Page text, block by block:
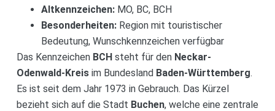
Altkennzeichen:MO, BC, BCH
Besonderheiten:Region mit touristischer
Bedeutung, Wunschkennzeichen verfügbar
Das Kennzeichen BCHsteht für den Neckar-
Odenwald-Kreisim Bundesland Baden-Württemberg.
Es ist seit dem Jahr 1973 in Gebrauch. Das Kürzel
bezieht sich auf die Stadt Buchen, welche eine zentrale